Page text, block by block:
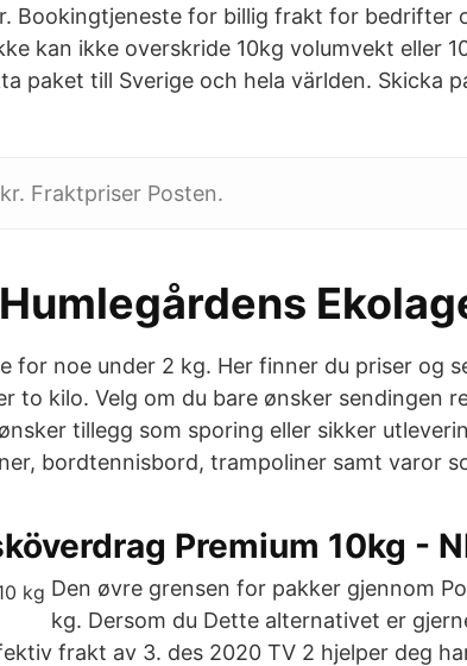
Bookingtjeneste for billig frakt for bedrifter
kan ikke overskride 10kg volumvekt eller
paket till Sverige och hela världen. Skicka
Fraktpriser Posten.
for noe under 2 kg. Her finner du priser og
to kilo. Velg om du bare ønsker sendingen
tillegg som sporing eller sikker
bordtennisbord, trampoliner samt varor
Premium 10kg -
Den øvre grensen for pakker gjennom
kg. Dersom du Dette alternativet er
frakt av 3. des 2020 TV 2 hjelper deg